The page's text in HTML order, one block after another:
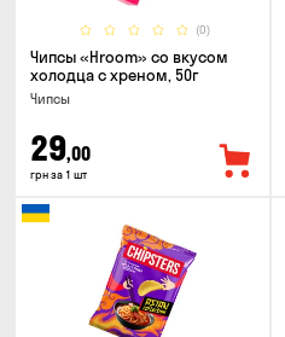
(0)
Чипсы «Hroom» со вкусом
холодца с хреном, 50г
Чипсы
29,00
грн за 1 шт